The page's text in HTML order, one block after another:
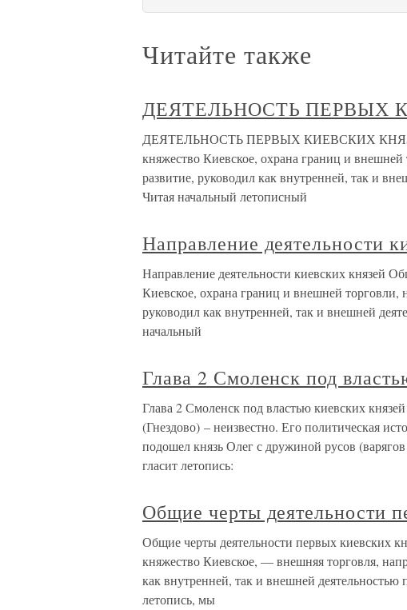
Читайте также
ДЕЯТЕЛЬНОСТЬ ПЕРВЫХ
ДЕЯТЕЛЬНОСТЬ ПЕРВЫХ КИЕВСКИХ
княжество Киевское, охрана границ и
развитие, руководил как внутренней, так и
Читая начальный летописный
Направление деятельности
Направление деятельности киевских князей
Киевское, охрана границ и внешней торговли,
руководил как внутренней, так и внешней
начальный
Глава 2 Смоленск под
Глава 2 Смоленск под властью киевских
(Гнездово) – неизвестно. Его политическая
подошел князь Олег с дружиной русов
гласит летопись:
Общие черты деятельности
Общие черты деятельности первых киевских
княжество Киевское, — внешняя торговля,
как внутренней, так и внешней
летопись, мы